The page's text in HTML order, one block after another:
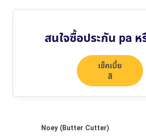
สนใจซื้อประกัน pa ห
เช็คเบี้ย
สิ